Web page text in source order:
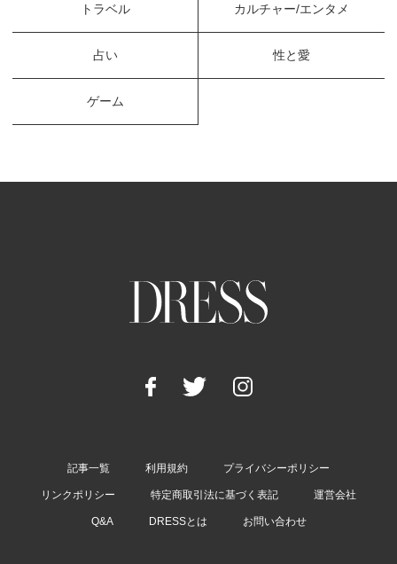
トラベル カルチャー/エンタメ
占い 性と愛
ゲーム
記事一覧 利用規約 プライバシーポリシー
リンクポリシー 特定商取引法に基づく表記 運営会社
Q&A DRESSとは お問い合わせ